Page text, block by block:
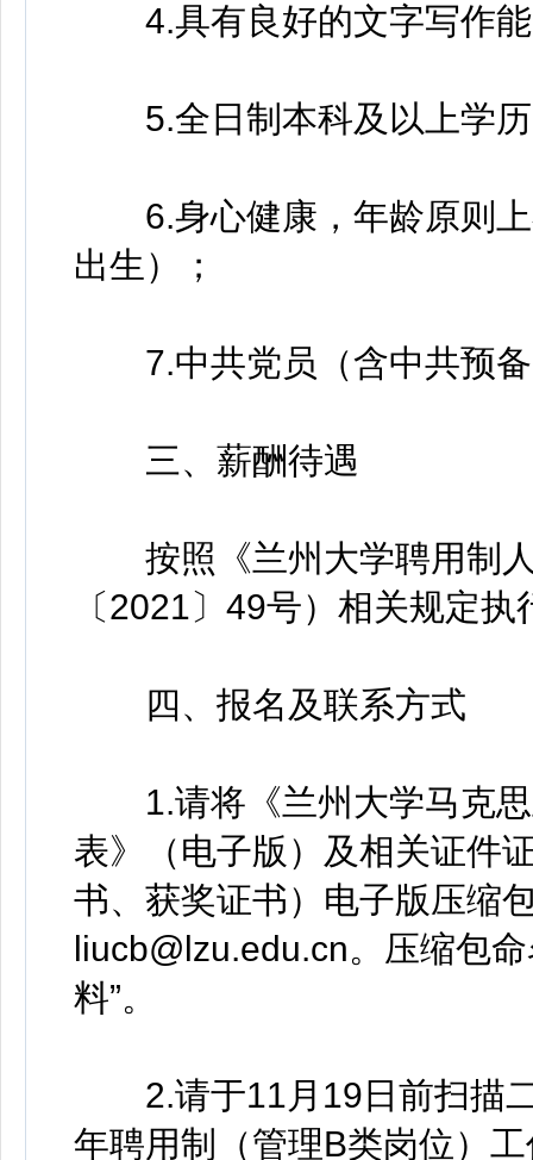
4.具有良好的文字写作能
5.全日制本科及以上学历
6.身心健康，年龄原则上
出生）；
7.中共党员（含中共预备
三、薪酬待遇
按照《兰州大学聘用制人
〔2021〕49号）相关规定
四、报名及联系方式
1.请将《兰州大学马克思
表》（电子版）及相关证件
书、获奖证书）电子版压缩
liucb@lzu.edu.cn。压缩包
料”。
2.请于11月19日前扫描二
年聘用制（管理B类岗位）